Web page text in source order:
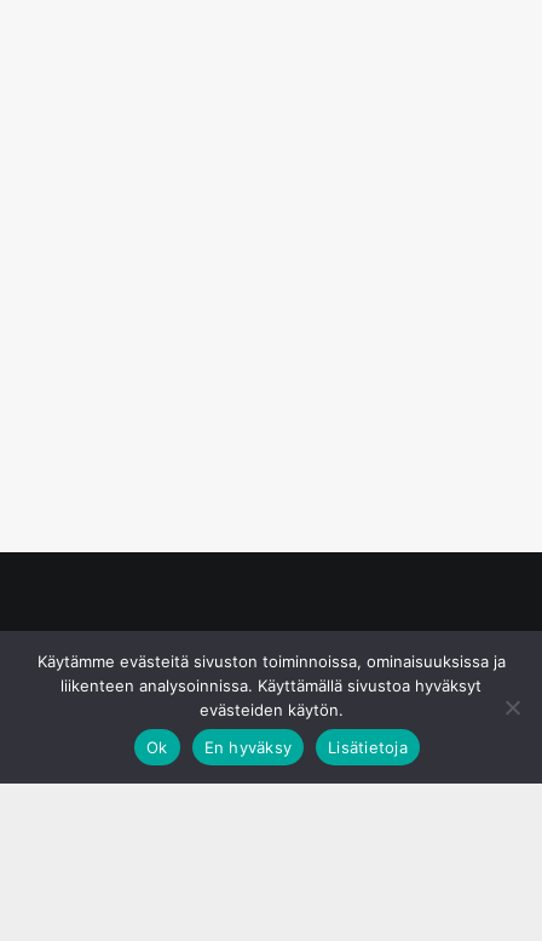
Käytämme evästeitä sivuston toiminnoissa, ominaisuuksissa ja
liikenteen analysoinnissa. Käyttämällä sivustoa hyväksyt
evästeiden käytön.
Ok
En hyväksy Lisätietoja